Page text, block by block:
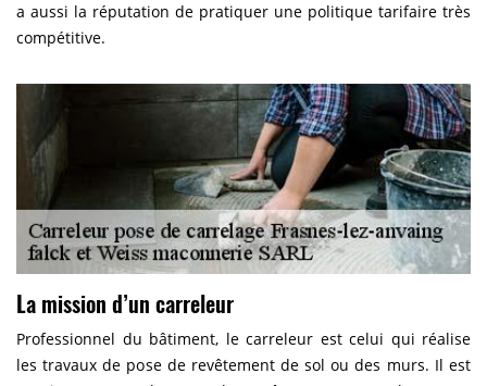
a aussi la réputation de pratiquer une politique tarifaire très
compétitive.
La mission d’un carreleur
Professionnel du bâtiment, le carreleur est celui qui réalise
les travaux de pose de revêtement de sol ou des murs. Il est